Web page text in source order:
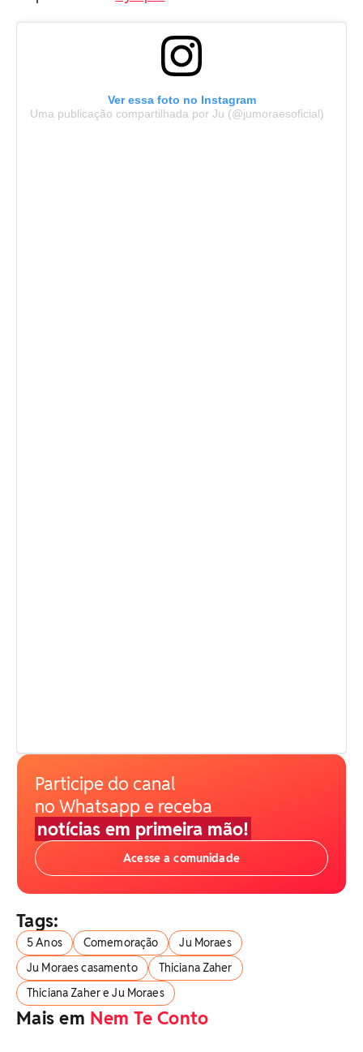
Ver essa foto no Instagram
Uma publicação compartilhada por Ju (@jumoraesoficial)
Participe do canal
no Whatsapp e receba
notícias em primeira mão!
Acesse a comunidade
Tags:
5 Anos Comemoração
Ju Moraes
Ju Moraes casamento
Thiciana Zaher
Thiciana Zaher e Ju Moraes
Mais em Nem Te Conto